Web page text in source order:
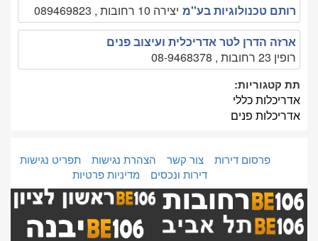
רותם טכנולוגיות בע''מ יצירה 10 רחובות , 089469823
ארזה הדרן לטר אדריכלית ועיצוב פנים
רופין 23 רחובות , 08-9468378
תת קטגוריות:
אדריכלות כללי
אדריכלות פנים
פרסום דירות צור קשר הצהרת נגישות
תפריט נגישות
דירות ונכסים
מדיניות פרטיות